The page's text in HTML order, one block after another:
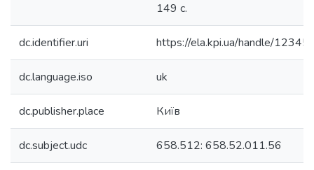
149 с.
dc.identifier.uri https://ela.kpi.ua/handle/
dc.language.iso uk
dc.publisher.place Київ
dc.subject.udc 658.512: 658.52.011.56